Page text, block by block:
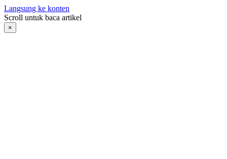
Langsung ke konten
Scroll untuk baca artikel
×